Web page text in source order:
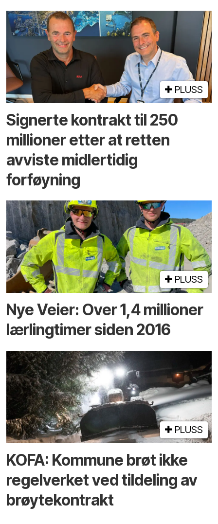
PLUSS
Signerte kontrakt til 250
millioner etter at retten
avviste midlertidig
forføyning
PLUSS
Nye Veier: Over 1,4 millioner
lærlingtimer siden 2016
PLUSS
KOFA: Kommune brøt ikke
regelverket ved tildeling av
brøytekontrakt